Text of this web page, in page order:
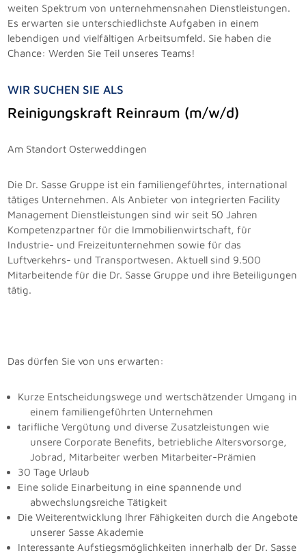
weiten Spektrum von unternehmensnahen Dienstleistungen.
Es erwarten sie unterschiedlichste Aufgaben in einem
lebendigen und vielfältigen Arbeitsumfeld. Sie haben die
Chance: Werden Sie Teil unseres Teams!
WIR SUCHEN SIE ALS
Reinigungskraft Reinraum (m/w/d)
Am Standort Osterweddingen
Die Dr. Sasse Gruppe ist ein familiengeführtes, international
tätiges Unternehmen. Als Anbieter von integrierten Facility
Management Dienstleistungen sind wir seit 50 Jahren
Kompetenzpartner für die Immobilienwirtschaft, für
Industrie- und Freizeitunternehmen sowie für das
Luftverkehrs- und Transportwesen. Aktuell sind 9.500
Mitarbeitende für die Dr. Sasse Gruppe und ihre Beteiligungen
tätig.
Das dürfen Sie von uns erwarten:
Kurze Entscheidungswege und wertschätzender Umgang in
einem familiengeführten Unternehmen
tarifliche Vergütung und diverse Zusatzleistungen wie
unsere Corporate Benefits, betriebliche Altersvorsorge,
Jobrad, Mitarbeiter werben Mitarbeiter-Prämien
30 Tage Urlaub
Eine solide Einarbeitung in eine spannende und
abwechslungsreiche Tätigkeit
Die Weiterentwicklung Ihrer Fähigkeiten durch die Angebote
unserer Sasse Akademie
Interessante Aufstiegsmöglichkeiten innerhalb der Dr. Sasse